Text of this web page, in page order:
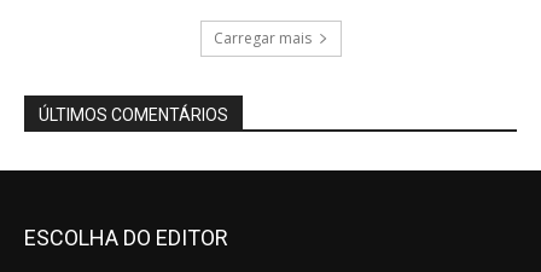
Carregar mais
ÚLTIMOS COMENTÁRIOS
ESCOLHA DO EDITOR